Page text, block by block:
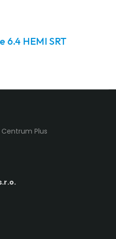
6.4 HEMI SRT